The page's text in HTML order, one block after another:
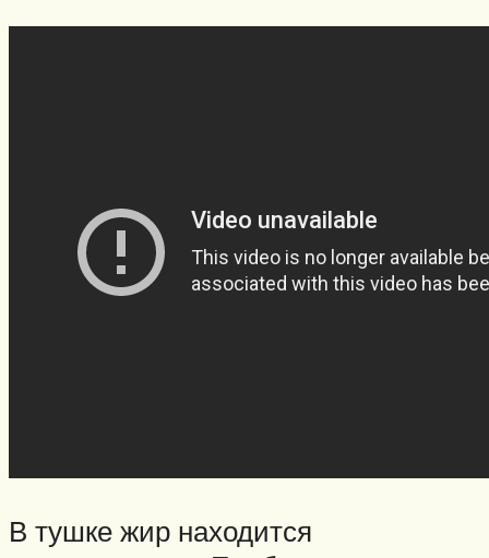
В тушке жир находится